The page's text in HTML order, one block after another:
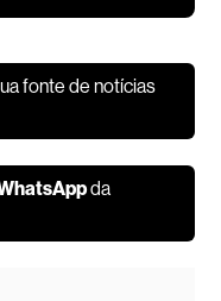
fonte de notícias
da